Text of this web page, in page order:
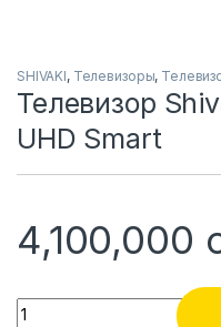
SHIVAKI, Телевизоры,
Телевизор
UHD Smart
4,100,000
Quantity